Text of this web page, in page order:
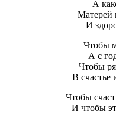
А
Матерей
И
Чтобы
А с
Чтобы
В счастье
Чтобы
И чтобы